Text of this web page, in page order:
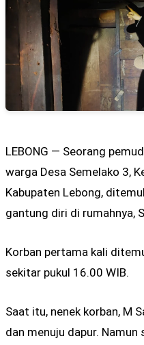
LEBONG — Seorang
warga Desa Semelako 3,
Kabupaten Lebong,
gantung diri di rumahnya,
Korban pertama kali
sekitar pukul 16.00 WIB.
Saat itu, nenek korban, M
dan menuju dapur.